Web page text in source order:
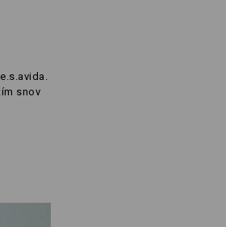
snov